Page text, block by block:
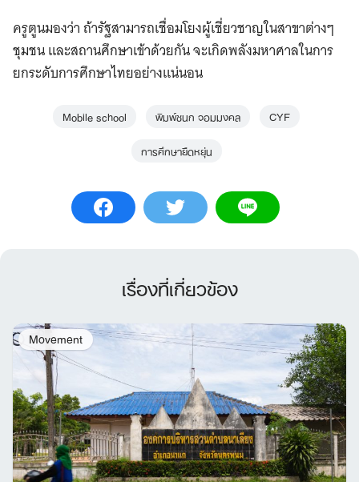
ครูตูนมองว่า ถ้ารัฐสามารถเชื่อมโยงผู้เชี่ยวชาญในสาขาต่างๆ
ชุมชน และสถานศึกษาเข้าด้วยกัน จะเกิดพลังมหาศาลในการ
ยกระดับการศึกษาไทยอย่างแน่นอน
Mobile school พิมพ์ชนก จอมมงคล
CYF
การศึกษายืดหยุ่น
เรื่องที่เกี่ยวข้อง
Movement